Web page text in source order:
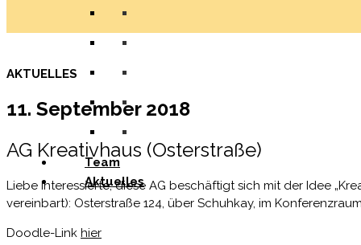
Team
Aktuelles
AKTUELLES
11. September 2018
AG Kreativhaus (Osterstraße)
Liebe Interessierte, diese AG beschäftigt sich mit der Idee
vereinbart): Osterstraße 124, über Schuhkay, im
Doodle-Link hier